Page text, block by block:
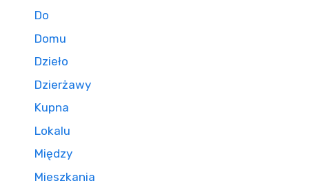
Do
Domu
Dzieło
Dzierżawy
Kupna
Lokalu
Między
Mieszkania